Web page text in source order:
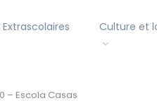
Extrascolaires Culture et
– Escola Casas